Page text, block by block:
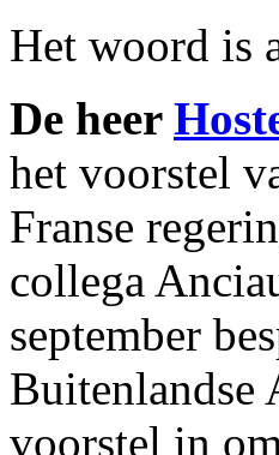
Het woord is
De heer
het voorstel
Franse
collega
september
Buitenlandse
voorstel in